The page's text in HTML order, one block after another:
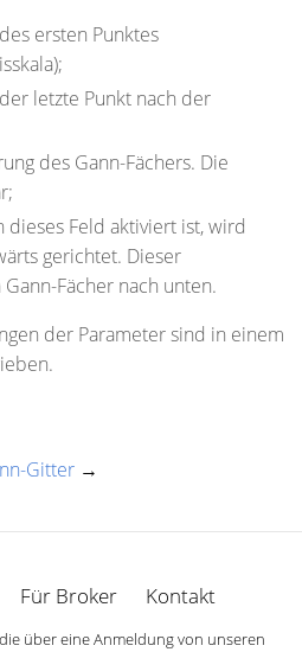
ersten Punktes
letzte Punkt nach der
des Gann-Fächers. Die
dieses Feld aktiviert ist, wird
gerichtet. Dieser
Fächer nach unten.
der Parameter sind in einem
Gitter →
Für Broker Kontakt
über eine Anmeldung von unseren